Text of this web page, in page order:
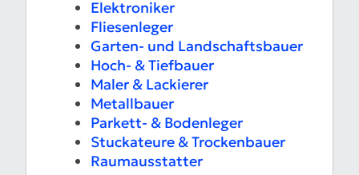
Elektroniker
Fliesenleger
Garten- und Landschaftsbauer
Hoch- & Tiefbauer
Maler & Lackierer
Metallbauer
Parkett- & Bodenleger
Stuckateure & Trockenbauer
Raumausstatter